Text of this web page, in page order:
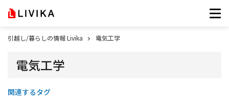
引越し/暮らしの情報 Livika 電気工学
電気工学
関連するタグ